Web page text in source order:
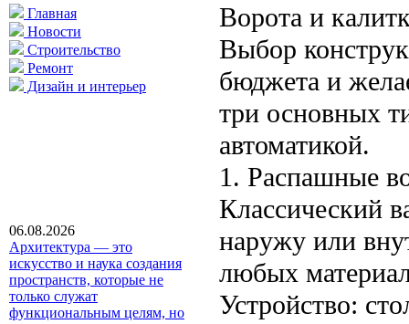
Главная
Новости
Строительство
Ремонт
Дизайн и интерьер
06.08.2026
Архитектура — это
искусство и наука создания
пространств, которые не
только служат
функциональным целям, но
Ворота и
Выбор
бюджета и
три основных
автоматикой.
1. Распашные
Классический
наружу или
любых
Устройство: